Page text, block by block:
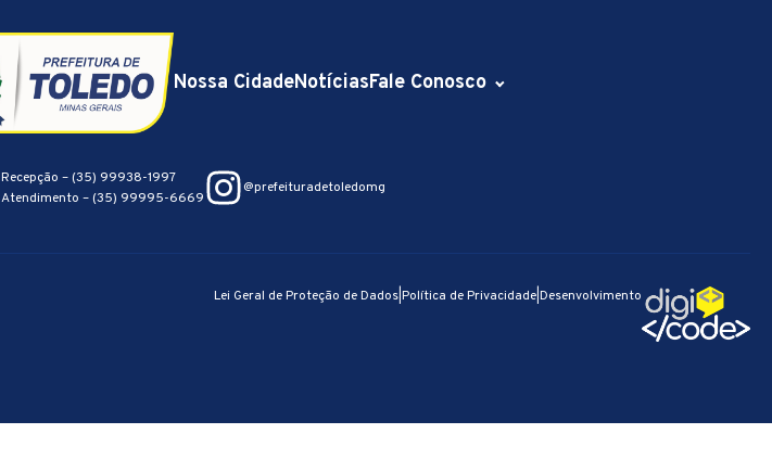
Nossa CidadeNotíciasFale Conosco
Recepção – (35) 99938-1997
Atendimento – (35) 99995-6669
@prefeituradetoledomg
Lei Geral de Proteção de DadosPolítica de PrivacidadeDesenvolvimento